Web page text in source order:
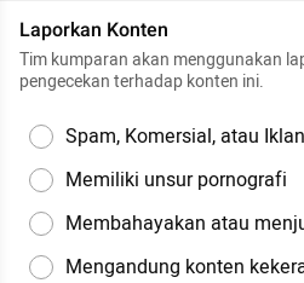
Laporkan Konten
Tim kumparan akan menggunakan
pengecekan terhadap konten ini.
Spam, Komersial, atau Iklan
Memiliki unsur pornografi
Membahayakan atau
Mengandung konten